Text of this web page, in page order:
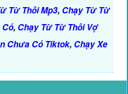
Từ Thôi Mp3,Chạy Từ Từ
,Chạy Từ Từ Thôi Vợ
Chưa Có Tiktok,Chạy Xe